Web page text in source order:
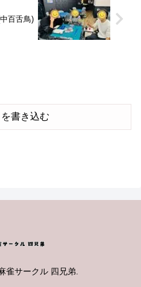
百舌鳥)
書き込む
雀サークル 四兄弟.